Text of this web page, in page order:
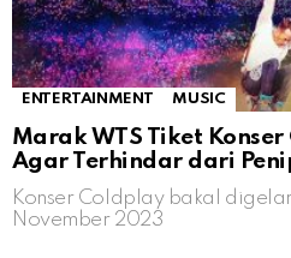
ENTERTAINMENT MUSIC
Marak WTS Tiket
Agar Terhindar dari
Konser Coldplay bakal
November 2023